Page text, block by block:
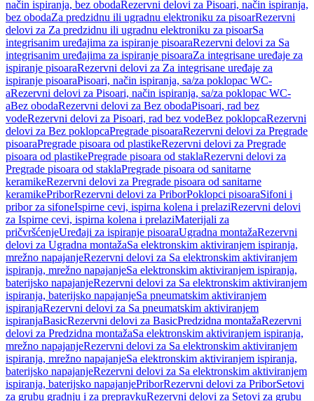
način ispiranja, bez obodaRezervni delovi za Pisoari, način ispiranja,
bez obodaZa predzidnu ili ugradnu elektroniku za pisoarRezervni
delovi za Za predzidnu ili ugradnu elektroniku za pisoarSa
integrisanim uređajima za ispiranje pisoaraRezervni delovi za Sa
integrisanim uređajima za ispiranje pisoaraZa integrisane uređaje za
ispiranje pisoaraRezervni delovi za Za integrisane uređaje za
ispiranje pisoaraPisoari, način ispiranja, sa/za poklopac WC-
aRezervni delovi za Pisoari, način ispiranja, sa/za poklopac WC-
aBez obodaRezervni delovi za Bez obodaPisoari, rad bez
vodeRezervni delovi za Pisoari, rad bez vodeBez poklopcaRezervni
delovi za Bez poklopcaPregrade pisoaraRezervni delovi za Pregrade
pisoaraPregrade pisoara od plastikeRezervni delovi za Pregrade
pisoara od plastikePregrade pisoara od staklaRezervni delovi za
Pregrade pisoara od staklaPregrade pisoara od sanitarne
keramikeRezervni delovi za Pregrade pisoara od sanitarne
keramikePriborRezervni delovi za PriborPoklopci pisoaraSifoni i
pribor za sifoneIspirne cevi, ispirna kolena i prelaziRezervni delovi
za Ispirne cevi, ispirna kolena i prelaziMaterijali za
pričvršćenjeUređaji za ispiranje pisoaraUgradna montažaRezervni
delovi za Ugradna montažaSa elektronskim aktiviranjem ispiranja,
mrežno napajanjeRezervni delovi za Sa elektronskim aktiviranjem
ispiranja, mrežno napajanjeSa elektronskim aktiviranjem ispiranja,
baterijsko napajanjeRezervni delovi za Sa elektronskim aktiviranjem
ispiranja, baterijsko napajanjeSa pneumatskim aktiviranjem
ispiranjaRezervni delovi za Sa pneumatskim aktiviranjem
ispiranjaBasicRezervni delovi za BasicPredzidna montažaRezervni
delovi za Predzidna montažaSa elektronskim aktiviranjem ispiranja,
mrežno napajanjeRezervni delovi za Sa elektronskim aktiviranjem
ispiranja, mrežno napajanjeSa elektronskim aktiviranjem ispiranja,
baterijsko napajanjeRezervni delovi za Sa elektronskim aktiviranjem
ispiranja, baterijsko napajanjePriborRezervni delovi za PriborSetovi
za grubu gradnju i za prepravkuRezervni delovi za Setovi za grubu